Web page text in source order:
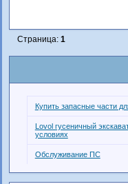
Страница: 1
Купить запасные части
Lovol гусеничный
условиях
Обслуживание ПС